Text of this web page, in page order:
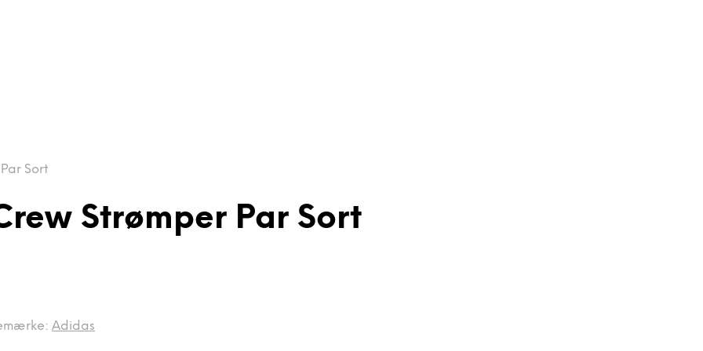
Sort
Strømper Par Sort
Adidas